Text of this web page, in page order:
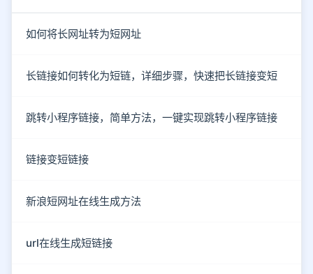
如何将长网址转为短网址
长链接如何转化为短链，详细步骤，快速把长链接变短
跳转小程序链接，简单方法，一键实现跳转小程序链接
链接变短链接
新浪短网址在线生成方法
url在线生成短链接